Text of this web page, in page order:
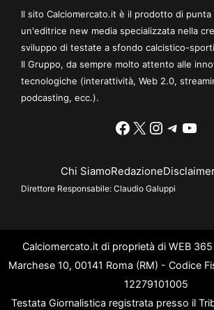
Il sito Calciomercato.it è il prodotto di punta
un'editrice new media specializzata nella
sviluppo di testate a sfondo calcistico-
Il Gruppo, da sempre molto attento alle
tecnologiche (interattività, Web 2.0,
podcasting, ecc.).
Facebook
X
Chi SiamoRedazione
Direttore Responsabile: Claudio Galuppi
Calciomercato.it di proprietà di WEB
Marchese 10, 00141 Roma (RM) - Codice
12279101005
Testata Giornalistica registrata presso il